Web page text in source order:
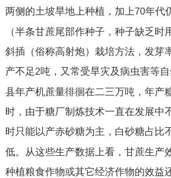
两侧的土坡旱地上种植，加上70年代
（半条甘蔗尾部作种子，种子缺乏时
斜插（俗称高射炮）栽培方法，发芽
产不足2吨，又常受旱灾及病虫害等
县年产机蔗量徘徊在二三万吨，年产
时，由于糖厂制炼技术一直在发展中
时只能以产赤砂糖为主，白砂糖占比
低。从这些生产数据上看，甘蔗生产
种植粮食作物或其它经济作物的效益